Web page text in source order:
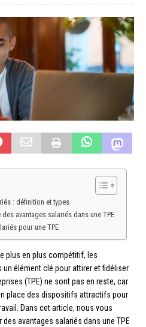
: définition et types
avantages salariés dans une TPE
pour une TPE
plus en plus compétitif, les
élément clé pour attirer et fidéliser
(TPE) ne sont pas en reste, car
place des dispositifs attractifs pour
Dans cet article, nous vous
avantages salariés dans une TPE